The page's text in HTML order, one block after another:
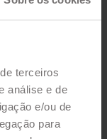
terceiros
análise e de
e/ou de
para
ZE310 ECORUN